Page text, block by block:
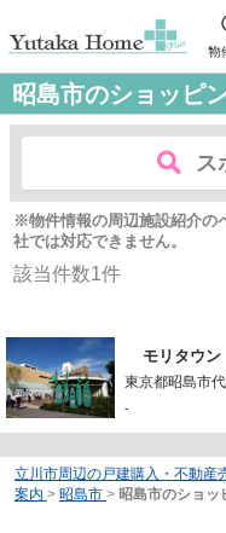
昭島市のショッピ
ス
※物件情報の周辺施設紹介の
社では対応できません。
該当件数1件
モリタウン
東京都昭島市
-
立川市周辺の戸建購入・不動産
案内 > 昭島市 > 昭島市のショッ